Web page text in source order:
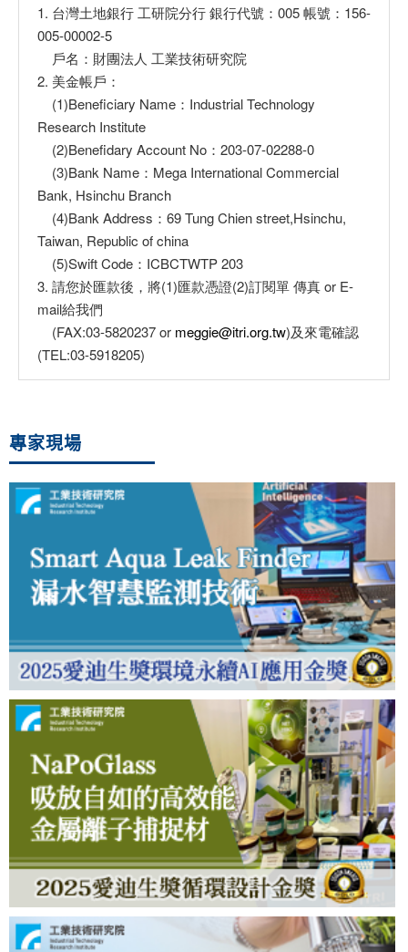
1. 台灣土地銀行 工研院分行 銀行代號：005 帳號：156-
005-00002-5
戶名：財團法人 工業技術研究院
2. 美金帳戶：
(1)Beneficiary Name：Industrial Technology
Research Institute
(2)Benefidary Account No：203-07-02288-0
(3)Bank Name：Mega International Commercial
Bank, Hsinchu Branch
(4)Bank Address：69 Tung Chien street,Hsinchu,
Taiwan, Republic of china
(5)Swift Code：ICBCTWTP 203
3. 請您於匯款後，將(1)匯款憑證(2)訂閱單 傳真 or E-
mail給我們
(FAX:03-5820237 or meggie@itri.org.tw)及來電確認
(TEL:03-5918205)
專家現場